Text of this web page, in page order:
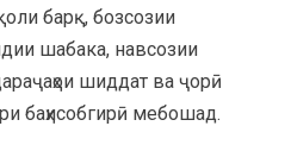
барқ, бозсозии
шабака, навсозии
шиддат ва ҷорӣ
баҳисобгирӣ мебошад.